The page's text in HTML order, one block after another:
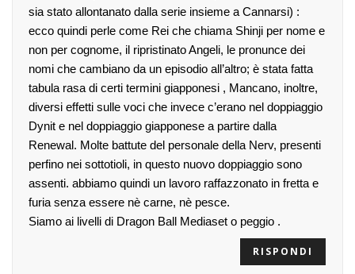
sia stato allontanato dalla serie insieme a Cannarsi) :
ecco quindi perle come Rei che chiama Shinji per nome e
non per cognome, il ripristinato Angeli, le pronunce dei
nomi che cambiano da un episodio all’altro; è stata fatta
tabula rasa di certi termini giapponesi , Mancano, inoltre,
diversi effetti sulle voci che invece c’erano nel doppiaggio
Dynit e nel doppiaggio giapponese a partire dalla
Renewal. Molte battute del personale della Nerv, presenti
perfino nei sottotioli, in questo nuovo doppiaggio sono
assenti. abbiamo quindi un lavoro raffazzonato in fretta e
furia senza essere nè carne, nè pesce.
Siamo ai livelli di Dragon Ball Mediaset o peggio .
RISPONDI